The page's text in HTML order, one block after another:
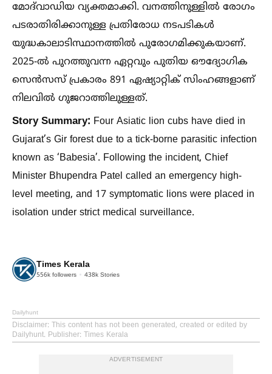
മോദ്‌വാഡിയ വ്യക്തമാക്കി. വനത്തിനുള്ളില്‍ രോഗം
പടരാതിരിക്കാനുള്ള പ്രതിരോധ നടപടികള്‍
യുദ്ധകാലാടിസ്ഥാനത്തില്‍ പുരോഗമിക്കുകയാണ്.
2025-ല്‍ പുറത്തുവന്ന ഏറ്റവും പുതിയ ഔദ്യോഗിക
സെൻസസ് പ്രകാരം 891 ഏഷ്യാറ്റിക് സിംഹങ്ങളാണ്
നിലവില്‍ ഗുജറാത്തിലുള്ളത്.
Story Summary: Four Asiatic lion cubs have died in
Gujarat’s Gir forest due to a tick-borne parasitic infection
known as ‘Babesia’. Following the incident, Chief
Minister Bhupendra Patel called an emergency high-
level meeting, and 17 symptomatic lions were placed in
isolation under strict medical surveillance.
Times Kerala
556k followers 438k Stories
Dailyhunt
Disclaimer: This content has not been generated, created or edited by
Dailyhunt. Publisher: Times Kerala
ADVERTISEMENT